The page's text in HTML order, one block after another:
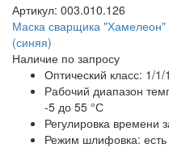
Артикул: 003.010.126
Маска сварщика
(синяя)
Наличие по запросу
Оптический класс: 1/1/
Рабочий диапазон
-5 до 55 °С
Регулировка времени
Режим шлифовка: есть